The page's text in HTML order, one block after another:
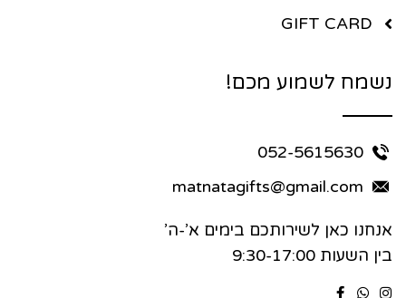
GIFT CARD
נשמח לשמוע מכם!
052-5615630
matnatagifts@gmail.com
אנחנו כאן לשירותכם בימים א’-ה’
בין השעות 9:30-17:00